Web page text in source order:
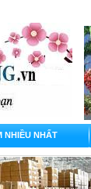
NHIỀU NHẤT